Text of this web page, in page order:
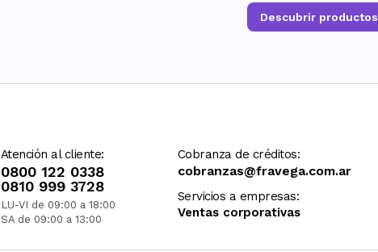
Descubrir productos
Atención al cliente:
0800 122 0338
0810 999 3728
LU-VI de 09:00 a 18:00
SA de 09:00 a 13:00
Cobranza de créditos:
cobranzas@fravega.com.ar
Servicios a empresas:
Ventas corporativas